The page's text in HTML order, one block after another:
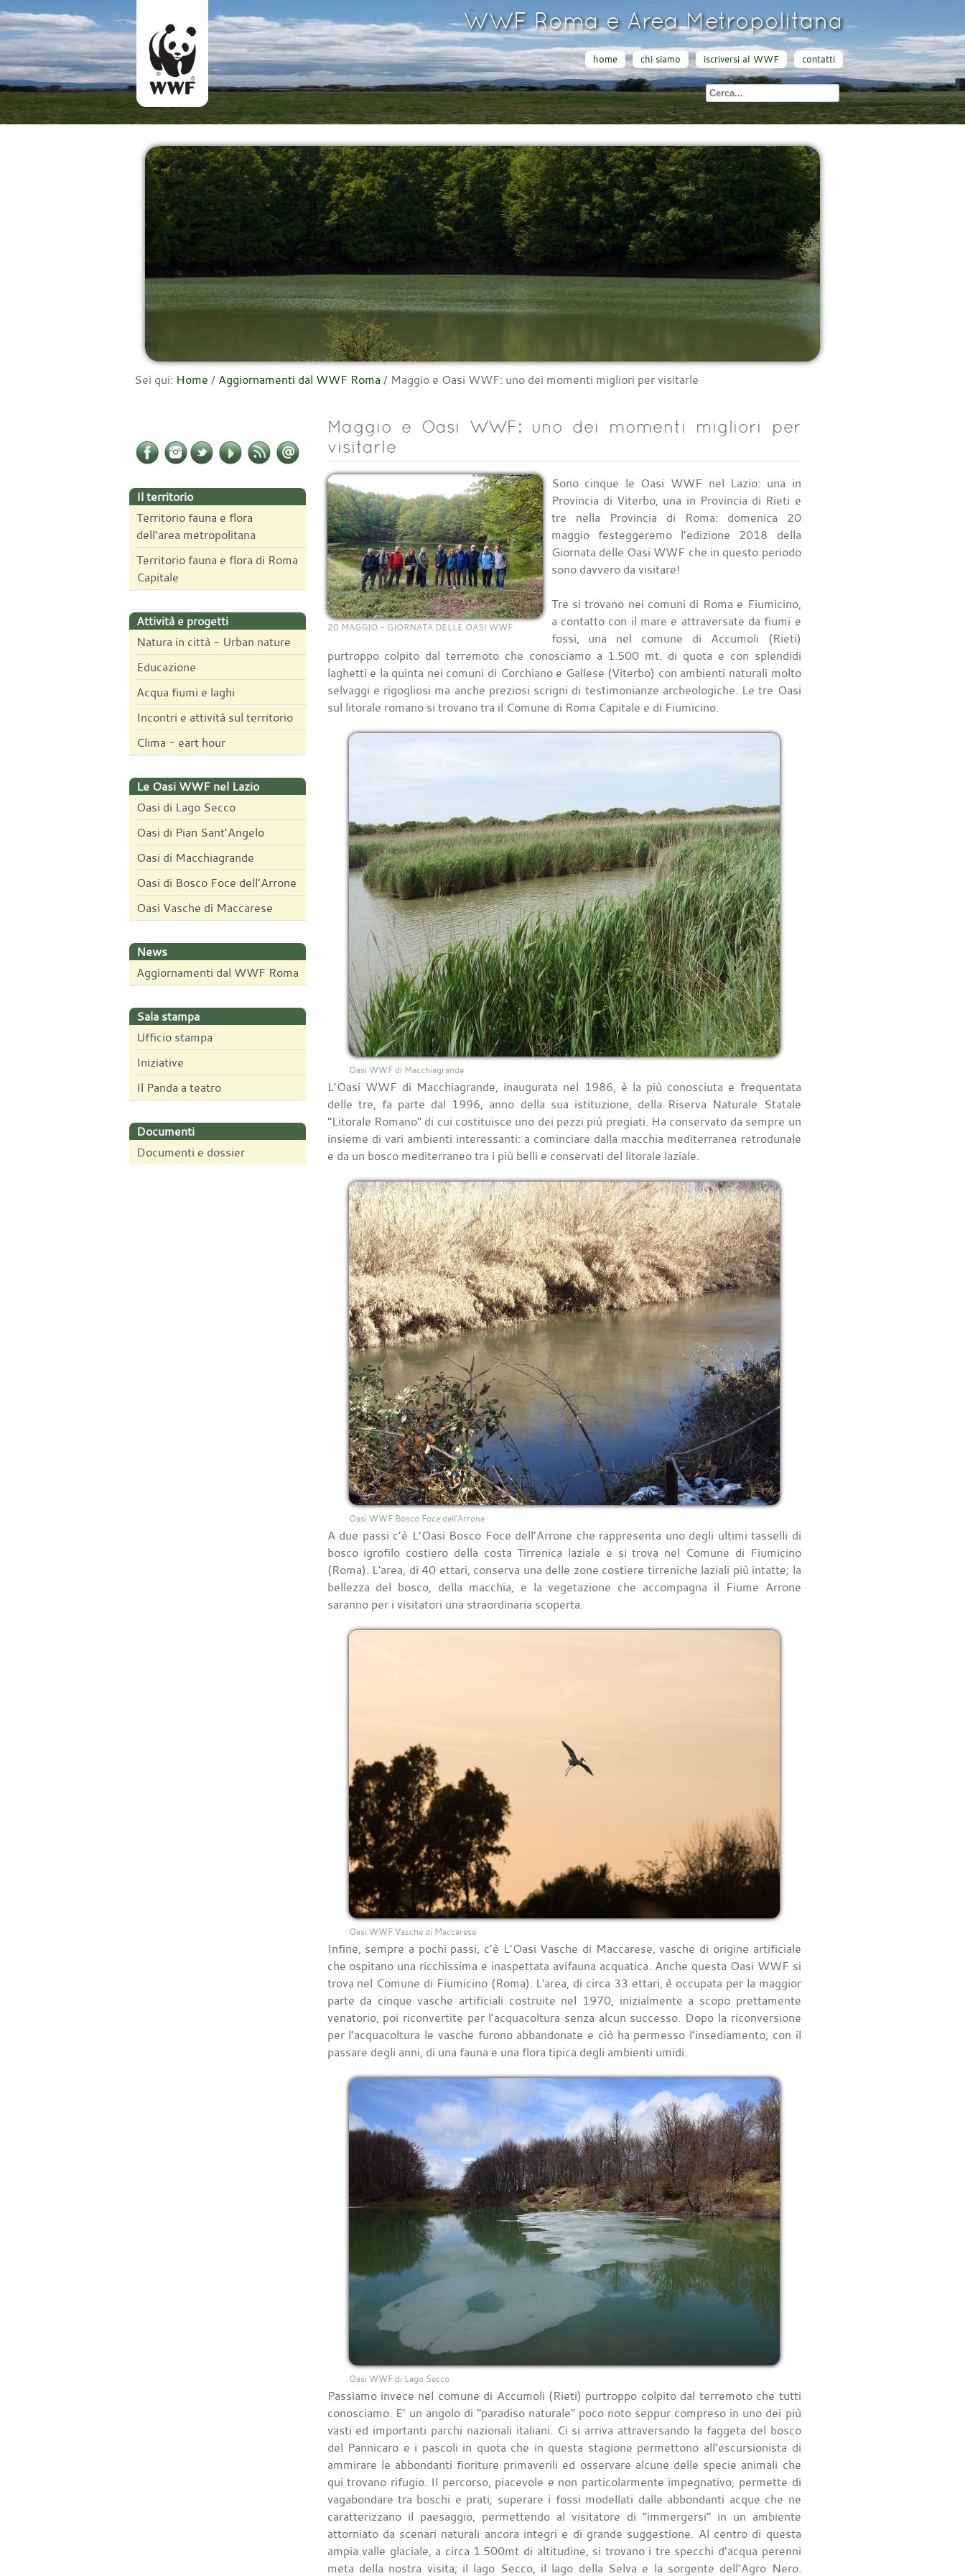
WWF Roma e Area Metropolitana
home chi siamo iscriversi al WWF contatti
Sei qui: Home / Aggiornamenti dal WWF Roma / Maggio e Oasi WWF: uno dei momenti migliori per visitarle
Il territorio
Territorio fauna e flora
dell’area metropolitana
Territorio fauna e flora di Roma
Capitale
Attività e progetti
Natura in città - Urban nature
Educazione
Acqua fiumi e laghi
Incontri e attività sul territorio
Clima - eart hour
Le Oasi WWF nel Lazio
Oasi di Lago Secco
Oasi di Pian Sant’Angelo
Oasi di Macchiagrande
Oasi di Bosco Foce dell’Arrone
Oasi Vasche di Maccarese
News
Aggiornamenti dal WWF Roma
Sala stampa
Ufficio stampa
Iniziative
Il Panda a teatro
Documenti
Documenti e dossier
Maggio e Oasi WWF: uno dei momenti migliori per
visitarle
20 MAGGIO - GIORNATA DELLE OASI WWF
Sono cinque le Oasi WWF nel Lazio: una in
Provincia di Viterbo, una in Provincia di Rieti e
tre nella Provincia di Roma: domenica 20
maggio festeggeremo l’edizione 2018 della
Giornata delle Oasi WWF che in questo periodo
sono davvero da visitare!
Tre si trovano nei comuni di Roma e Fiumicino,
a contatto con il mare e attraversate da fiumi e
fossi, una nel comune di Accumoli (Rieti)
purtroppo colpito dal terremoto che conosciamo a 1.500 mt. di quota e con splendidi
laghetti e la quinta nei comuni di Corchiano e Gallese (Viterbo) con ambienti naturali molto
selvaggi e rigogliosi ma anche preziosi scrigni di testimonianze archeologiche. Le tre Oasi
sul litorale romano si trovano tra il Comune di Roma Capitale e di Fiumicino.
Oasi WWF di Macchiagrande
L’Oasi WWF di Macchiagrande, inaugurata nel 1986, è la più conosciuta e frequentata
delle tre, fa parte dal 1996, anno della sua istituzione, della Riserva Naturale Statale
"Litorale Romano" di cui costituisce uno dei pezzi più pregiati. Ha conservato da sempre un
insieme di vari ambienti interessanti: a cominciare dalla macchia mediterranea retrodunale
e da un bosco mediterraneo tra i più belli e conservati del litorale laziale.
Oasi WWF Bosco Foce dell'Arrone
A due passi c’è L’Oasi Bosco Foce dell’Arrone che rappresenta uno degli ultimi tasselli di
bosco igrofilo costiero della costa Tirrenica laziale e si trova nel Comune di Fiumicino
(Roma). L'area, di 40 ettari, conserva una delle zone costiere tirreniche laziali più intatte; la
bellezza del bosco, della macchia, e la vegetazione che accompagna il Fiume Arrone
saranno per i visitatori una straordinaria scoperta.
Oasi WWF Vasche di Maccarese
Infine, sempre a pochi passi, c’è L’Oasi Vasche di Maccarese, vasche di origine artificiale
che ospitano una ricchissima e inaspettata avifauna acquatica. Anche questa Oasi WWF si
trova nel Comune di Fiumicino (Roma). L'area, di circa 33 ettari, è occupata per la maggior
parte da cinque vasche artificiali costruite nel 1970, inizialmente a scopo prettamente
venatorio, poi riconvertite per l’acquacoltura senza alcun successo. Dopo la riconversione
per l’acquacoltura le vasche furono abbandonate e ciò ha permesso l’insediamento, con il
passare degli anni, di una fauna e una flora tipica degli ambienti umidi.
Oasi WWF di Lago Secco
Passiamo invece nel comune di Accumoli (Rieti) purtroppo colpito dal terremoto che tutti
conosciamo. E’ un angolo di “paradiso naturale” poco noto seppur compreso in uno dei più
vasti ed importanti parchi nazionali italiani. Ci si arriva attraversando la faggeta del bosco
del Pannicaro e i pascoli in quota che in questa stagione permettono all’escursionista di
ammirare le abbondanti fioriture primaverili ed osservare alcune delle specie animali che
qui trovano rifugio. Il percorso, piacevole e non particolarmente impegnativo, permette di
vagabondare tra boschi e prati, superare i fossi modellati dalle abbondanti acque che ne
caratterizzano il paesaggio, permettendo al visitatore di “immergersi” in un ambiente
attorniato da scenari naturali ancora integri e di grande suggestione. Al centro di questa
ampia valle glaciale, a circa 1.500mt di altitudine, si trovano i tre specchi d’acqua perenni
meta della nostra visita; il lago Secco, il lago della Selva e la sorgente dell’Agro Nero.